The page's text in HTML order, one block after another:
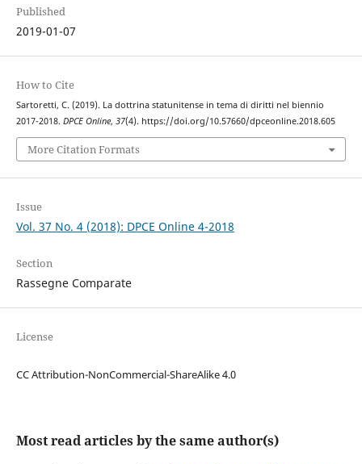
Published
2019-01-07
How to Cite
Sartoretti, C. (2019). La dottrina statunitense in tema di diritti nel biennio
2017-2018. DPCE Online, 37(4). https://doi.org/10.57660/dpceonline.2018.605
More Citation Formats
Issue
Vol. 37 No. 4 (2018): DPCE Online 4-2018
Section
Rassegne Comparate
License
CC Attribution-NonCommercial-ShareAlike 4.0
Most read articles by the same author(s)